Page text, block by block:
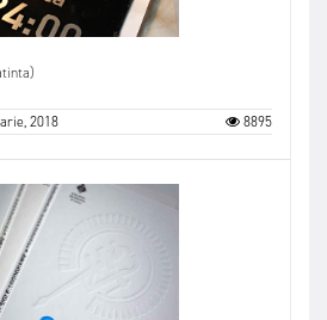
2018 8895